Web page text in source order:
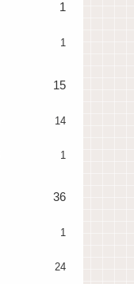
1
1
15
14
1
36
1
24